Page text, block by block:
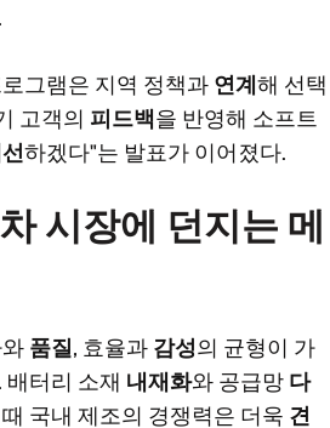
그램은 지역 정책과 연계 해 선택
고객의 피드백을 반영해 소프트
하겠다"는 발표가 이어졌다.
시장에 던지는 메
품질, 효율과 감성의 균형이 가
배터리 소재 내재화와 공급망 다
국내 제조의 경쟁력은 더욱 견